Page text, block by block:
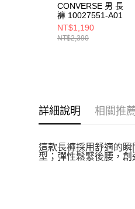
CONVERSE 男 長
褲 10027551-A01
NT$1,190
NT$2,390
詳細說明 相關推
這款長褲採用舒適的
型；彈性鬆緊後腰，